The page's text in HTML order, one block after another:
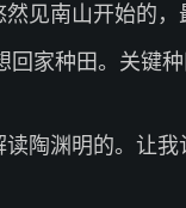
见南山开始的
家种田。关键种
陶渊明的。让